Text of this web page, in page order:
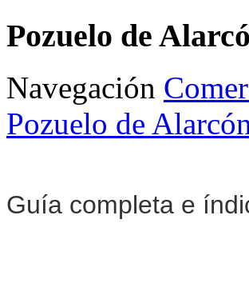
Pozuelo de
Navegación
Pozuelo de Alarcón
Guía completa e